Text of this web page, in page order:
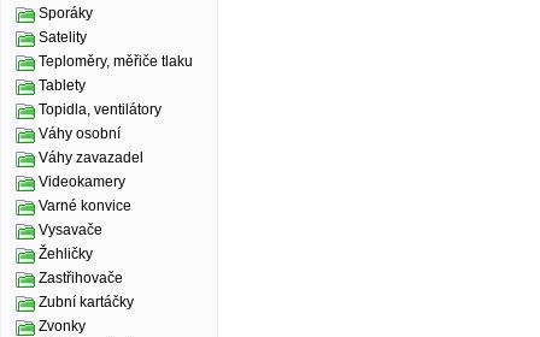
Sporáky
Satelity
Teploměry, měřiče tlaku
Tablety
Topidla, ventilátory
Váhy osobní
Váhy zavazadel
Videokamery
Varné konvice
Vysavače
Žehličky
Zastřihovače
Zubní kartáčky
Zvonky